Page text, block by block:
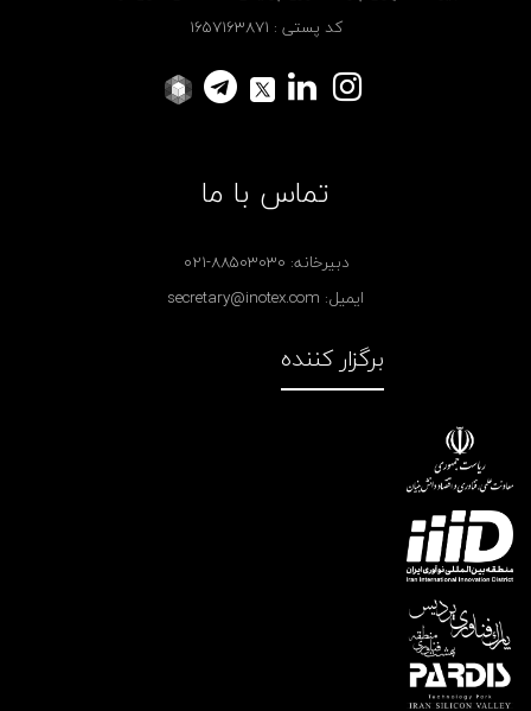
کد پستی : 1657163871
تماس با ما
دبیرخانه: 021-88503030
ایمیل: secretary@inotex.com
برگزار کننده